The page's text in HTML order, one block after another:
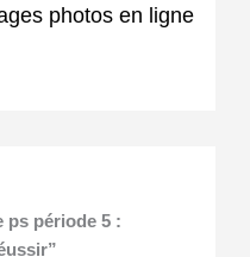
photos en ligne
ps période 5 :